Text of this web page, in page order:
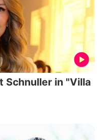
Schnuller in "Villa